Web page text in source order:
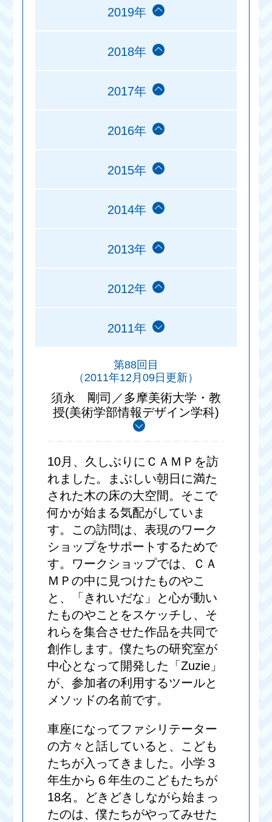
2019年
2018年
2017年
2016年
2015年
2014年
2013年
2012年
2011年
第88回目
（2011年12月09日更新）
須永 剛司／多摩美術大学・教
授(美術学部情報デザイン学科)
10月、久しぶりにＣＡＭＰを訪
れました。まぶしい朝日に満た
された木の床の大空間。そこで
何かが始まる気配がしていま
す。この訪問は、表現のワーク
ショップをサポートするためで
す。ワークショップでは、ＣＡ
ＭＰの中に見つけたものやこ
と、「きれいだな」と心が動い
たものやことをスケッチし、そ
れらを集合させた作品を共同で
創作します。僕たちの研究室が
中心となって開発した「Zuzie」
が、参加者の利用するツールと
メソッドの名前です。
車座になってファシリテーター
の方々と話していると、こども
たちが入ってきました。小学３
年生から６年生のこどもたちが
18名。どきどきしながら始まっ
たのは、僕たちがやってみせた